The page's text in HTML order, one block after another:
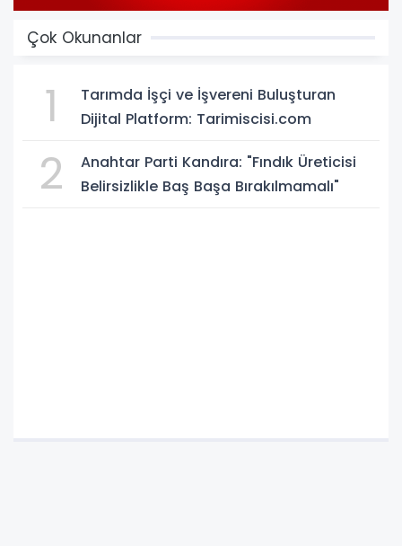
Çok Okunanlar
1
Tarımda İşçi ve İşvereni Buluşturan
Dijital Platform: Tarimiscisi.com
2
Anahtar Parti Kandıra: "Fındık Üreticisi
Belirsizlikle Baş Başa Bırakılmamalı"